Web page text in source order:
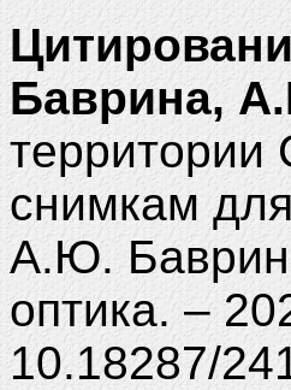
Баврина,
территории
снимкам
А.Ю.
оптика. –
10.18287/